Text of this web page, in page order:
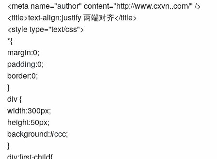
<meta name="author" content="http://www.cxvn..com/" />
<title>text-align:justify 两端对齐</title>
<style type="text/css">
*{
margin:0;
padding:0;
border:0;
}
div {
width:300px;
height:50px;
background:#ccc;
}
div:first-child{